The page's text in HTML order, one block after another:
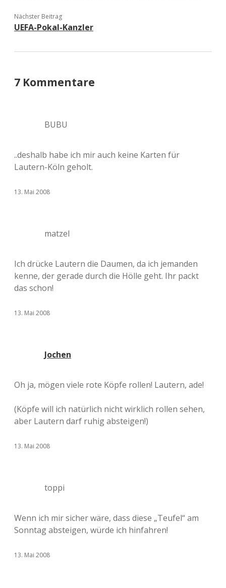
Nächster Beitrag
UEFA-Pokal-Kanzler
7 Kommentare
BUBU
..deshalb habe ich mir auch keine Karten für
Lautern-Köln geholt.
13. Mai 2008
matzel
Ich drücke Lautern die Daumen, da ich jemanden
kenne, der gerade durch die Hölle geht. Ihr packt
das schon!
13. Mai 2008
Jochen
Oh ja, mögen viele rote Köpfe rollen! Lautern, ade!
(Köpfe will ich natürlich nicht wirklich rollen sehen,
aber Lautern darf ruhig absteigen!)
13. Mai 2008
toppi
Wenn ich mir sicher wäre, dass diese „Teufel“ am
Sonntag absteigen, würde ich hinfahren!
13. Mai 2008